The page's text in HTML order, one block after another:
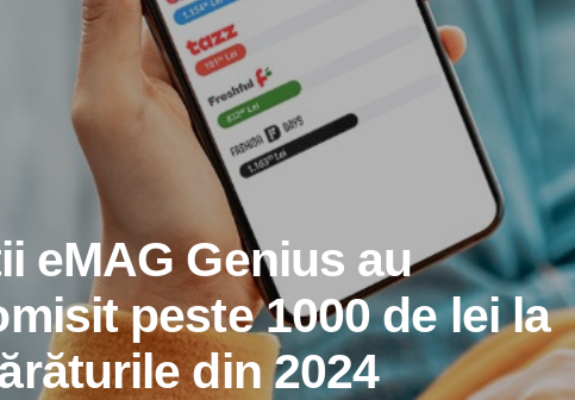
eMAG Genius au
peste 1000 de lei la
din 2024